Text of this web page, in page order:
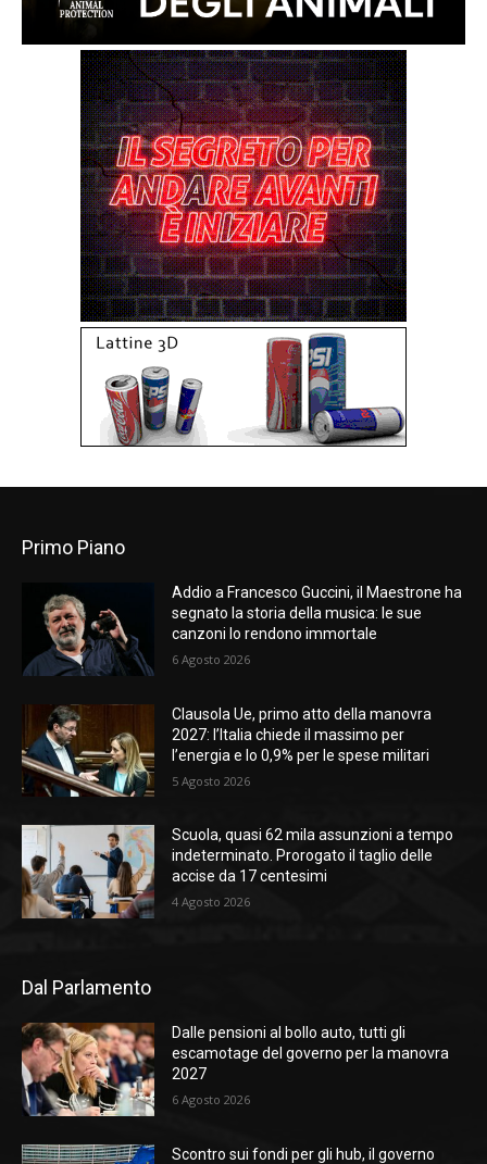
Primo Piano
Addio a Francesco Guccini, il Maestrone ha
segnato la storia della musica: le sue
canzoni lo rendono immortale
6 Agosto 2026
Clausola Ue, primo atto della manovra
2027: l’Italia chiede il massimo per
l’energia e lo 0,9% per le spese militari
5 Agosto 2026
Scuola, quasi 62 mila assunzioni a tempo
indeterminato. Prorogato il taglio delle
accise da 17 centesimi
4 Agosto 2026
Dal Parlamento
Dalle pensioni al bollo auto, tutti gli
escamotage del governo per la manovra
2027
6 Agosto 2026
Scontro sui fondi per gli hub, il governo